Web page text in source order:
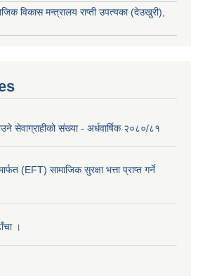
विकास मन्‍‍त्रालय राप्ती उपत्यका (देउखुरी),
सेवाग्राहीको संख्या - अर्धवार्षिक २०८०/८१
(EFT) सामाजिक सुरक्षा भत्ता प्राप्त गर्ने
।